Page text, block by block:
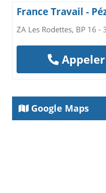
France Travail -
ZA Les Rodettes, BP 16 -
Appeler
Google Maps